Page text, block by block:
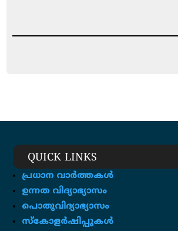
QUICK LINKS
പ്രധാന വാർത്തകൾ
ഉന്നത വിദ്യാഭ്യാസം
പൊതുവിദ്യാഭ്യാസം
സ്കോളർഷിപ്പുകൾ